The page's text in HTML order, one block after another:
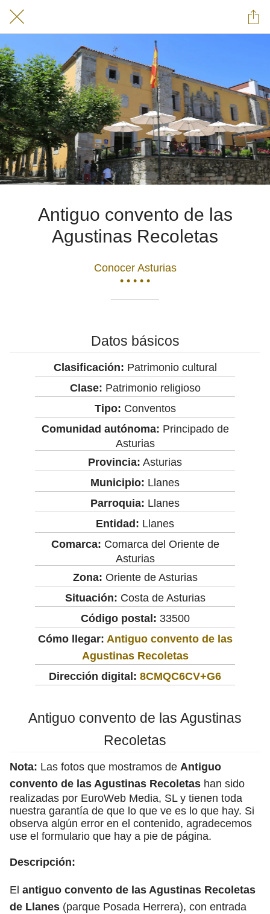
Antiguo convento de las
Agustinas Recoletas
Conocer Asturias
• • • • •
Datos básicos
Clasificación: Patrimonio cultural
Clase: Patrimonio religioso
Tipo: Conventos
Comunidad autónoma: Principado de
Asturias
Provincia: Asturias
Municipio: Llanes
Parroquia: Llanes
Entidad: Llanes
Comarca: Comarca del Oriente de
Asturias
Zona: Oriente de Asturias
Situación: Costa de Asturias
Código postal: 33500
Cómo llegar: Antiguo convento de las
Agustinas Recoletas
Dirección digital: 8CMQC6CV+G6
Antiguo convento de las Agustinas
Recoletas
Nota: Las fotos que mostramos de Antiguo
convento de las Agustinas Recoletas han sido
realizadas por EuroWeb Media, SL y tienen toda
nuestra garantía de que lo que ve es lo que hay. Si
observa algún error en el contenido, agradecemos
use el formulario que hay a pie de página.
Descripción:
El antiguo convento de las Agustinas Recoletas
de Llanes (parque Posada Herrera), con entrada